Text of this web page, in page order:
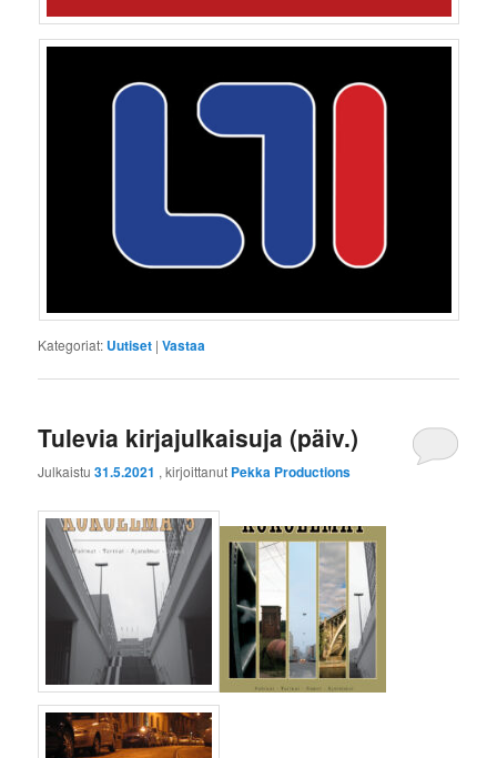
Kategoriat: Uutiset |Vastaa
Tulevia kirjajulkaisuja (päiv.)
Julkaistu31.5.2021 , kirjoittanut Pekka Productions